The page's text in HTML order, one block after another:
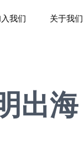
我们 关于我们
出海